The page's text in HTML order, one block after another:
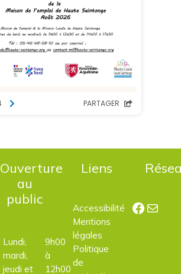
Ouverture
au
public
Lundi,
mardi,
jeudi et
9h00
à
12h00
Liens
Accessibilité
Mentions
légales
Politique
de
E-mail